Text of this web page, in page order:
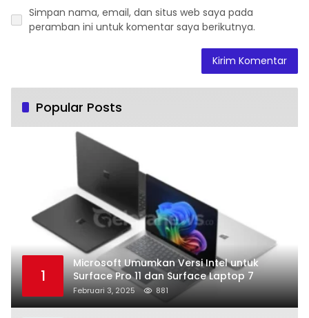
Simpan nama, email, dan situs web saya pada
peramban ini untuk komentar saya berikutnya.
Popular Posts
1
Microsoft Umumkan Versi Intel untuk
Surface Pro 11 dan Surface Laptop 7
Februari 3, 2025 881